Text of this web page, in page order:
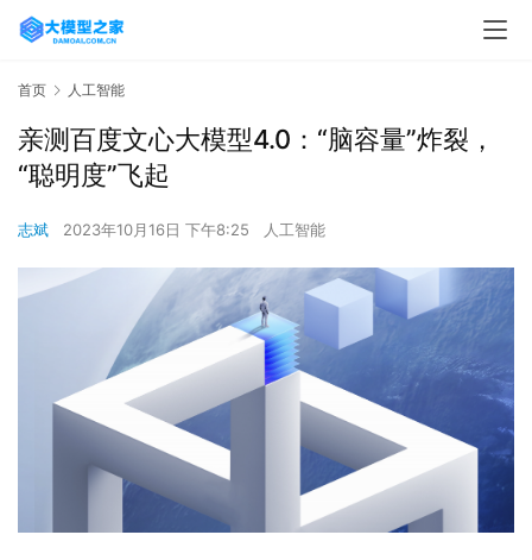
首页 人工智能
亲测百度文心大模型4.0：“脑容量”炸裂，
“聪明度”飞起
志斌 2023年10月16日 下午8:25 人工智能